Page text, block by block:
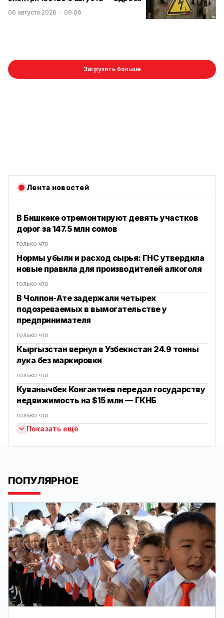
06 августа 2026 09:06
Загрузить больше
Лента новостей
В Бишкеке отремонтируют девять участков
дорог за 147.5 млн сомов
только что
Нормы убыли и расход сырья: ГНС утвердила
новые правила для производителей алкоголя
только что
В Чолпон-Ате задержали четырех
подозреваемых в вымогательстве у
предпринимателя
только что
Кыргызстан вернул в Узбекистан 24.9 тонны
лука без маркировки
только что
Куванычбек Конгантиев передал государству
недвижимость на $15 млн — ГКНБ
только что
Показать ещё
ПОПУЛЯРНОЕ